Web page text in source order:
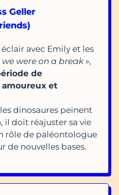
Geller
avec Emily et les
we were on a break»,
de
et
dinosaures peinent
il doit réajuster sa vie
rôle de paléontologue
de nouvelles bases.